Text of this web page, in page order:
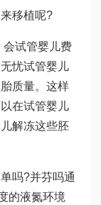
移植呢?
会试管婴儿费
忧试管婴儿
质量。这样
在试管婴儿
解冻这些胚
吗?并芬吗通
的液氮环境